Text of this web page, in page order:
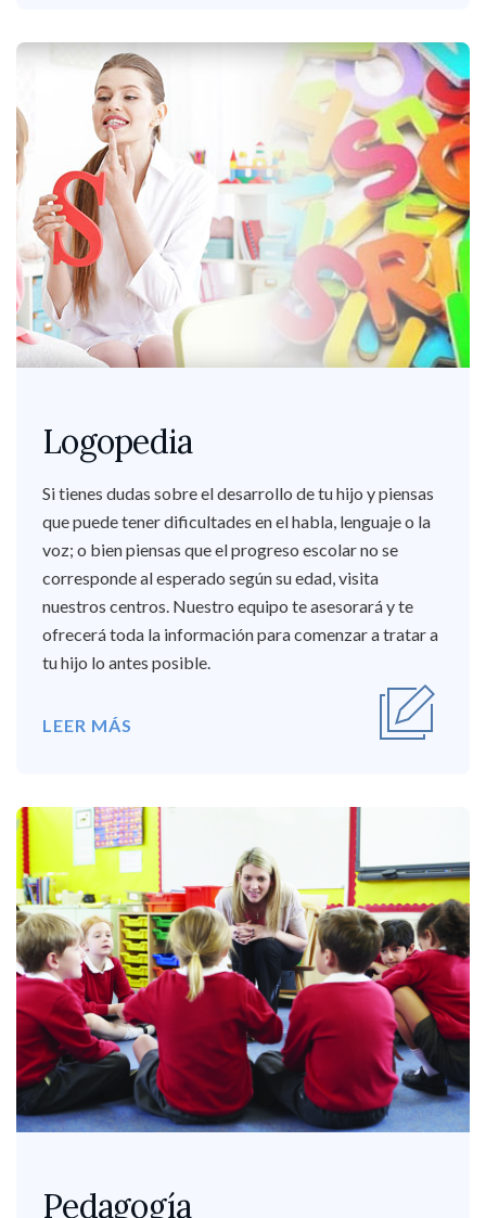
Logopedia
Si tienes dudas sobre el desarrollo de tu hijo y piensas
que puede tener dificultades en el habla, lenguaje o la
voz; o bien piensas que el progreso escolar no se
corresponde al esperado según su edad, visita
nuestros centros. Nuestro equipo te asesorará y te
ofrecerá toda la información para comenzar a tratar a
tu hijo lo antes posible.
LEER MÁS
Pedagogía